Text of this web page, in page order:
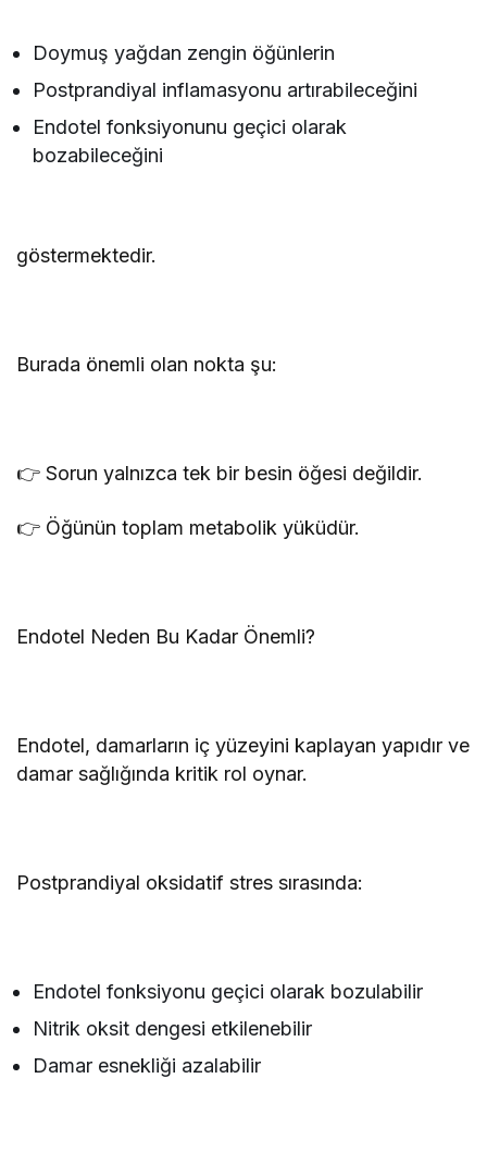
Doymuş yağdan zengin öğünlerin
Postprandiyal inflamasyonu artırabileceğini
Endotel fonksiyonunu geçici olarak
bozabileceğini
göstermektedir.
Burada önemli olan nokta şu:
👉 Sorun yalnızca tek bir besin öğesi değildir.
👉 Öğünün toplam metabolik yüküdür.
Endotel Neden Bu Kadar Önemli?
Endotel, damarların iç yüzeyini kaplayan yapıdır ve
damar sağlığında kritik rol oynar.
Postprandiyal oksidatif stres sırasında:
Endotel fonksiyonu geçici olarak bozulabilir
Nitrik oksit dengesi etkilenebilir
Damar esnekliği azalabilir